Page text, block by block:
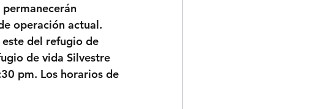
operación actual.
del refugio de
de vida Silvestre
pm. Los horarios de